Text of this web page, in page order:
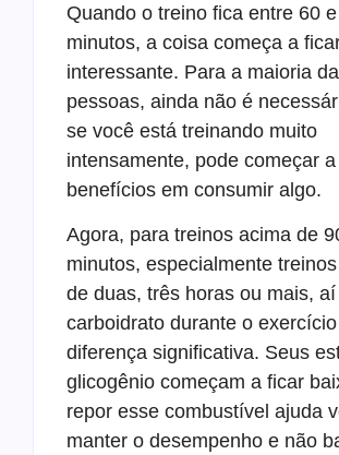
Quando o treino fica entre 60
minutos, a coisa começa a
interessante. Para a maioria
pessoas, ainda não é
se você está treinando muito
intensamente, pode começar
benefícios em consumir algo.
Agora, para treinos acima de
minutos, especialmente
de duas, três horas ou mais,
carboidrato durante o
diferença significativa. Seus
glicogênio começam a ficar
repor esse combustível ajuda
manter o desempenho e não